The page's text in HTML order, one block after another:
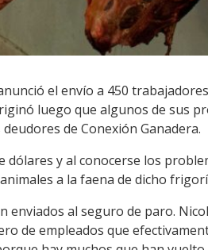
el envío a 450
luego que algunos de sus
de Conexión Ganadera.
dólares y al conocerse los
a la faena de dicho
enviados al seguro de paro.
de empleados que